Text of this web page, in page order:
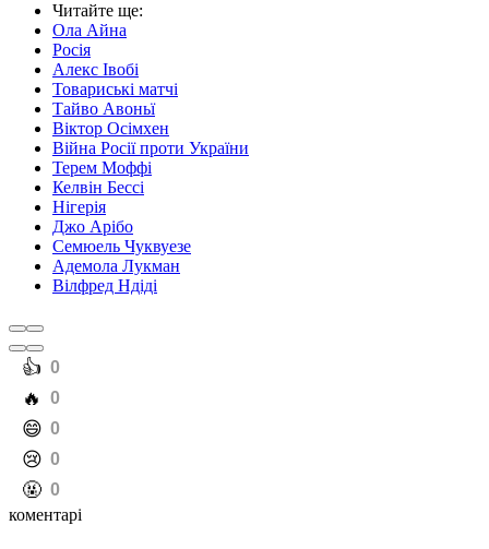
Читайте ще:
Ола Айна
Росія
Алекс Івобі
Товариські матчі
Тайво Авоньї
Віктор Осімхен
Війна Росії проти України
Терем Моффі
Келвін Бессі
Нігерія
Джо Арібо
Семюель Чуквуезе
Адемола Лукман
Вілфред Ндіді
️👍 0
️🔥 0
️😄 0
️😢 0
️🤬 0
коментарі